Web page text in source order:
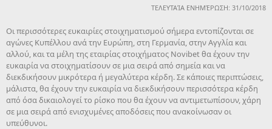
ΤΕΛΕΥΤΑΊΑ ΕΝΗΜΈΡΩΣΗ: 31/10/2018
Οι περισσότερες ευκαιρίες στοιχηματισμού σήμερα εντοπίζονται σε
αγώνες Κυπέλλου ανά την Ευρώπη, στη Γερμανία, στην Αγγλία και
αλλού, και τα μέλη της εταιρίας στοιχήματος Novibet θα έχουν την
ευκαιρία να στοιχηματίσουν σε μια σειρά από σημεία και να
διεκδικήσουν μικρότερα ή μεγαλύτερα κέρδη. Σε κάποιες περιπτώσεις,
μάλιστα, θα έχουν την ευκαιρία να διεκδικήσουν περισσότερα κέρδη
από όσα δικαιολογεί το ρίσκο που θα έχουν να αντιμετωπίσουν, χάρη
σε μια σειρά από ενισχυμένες αποδόσεις που ανακοίνωσαν οι
υπεύθυνοι.